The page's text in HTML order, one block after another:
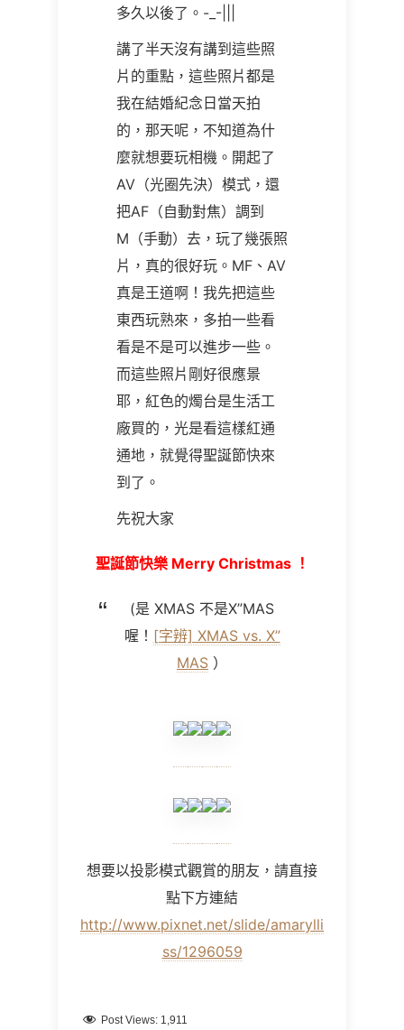
多久以後了。 -_-|||
講了半天沒有講到這些照
片的重點，這些照片都是
我在結婚紀念日當天拍
的，那天呢，不知道為什
麼就想要玩相機。開起了
AV（光圈先決）模式，還
把AF（自動對焦）調到
M（手動）去，玩了幾張照
片，真的很好玩。MF、AV
真是王道啊！我先把這些
東西玩熟來，多拍一些看
看是不是可以進步一些。
而這些照片剛好很應景
耶，紅色的燭台是生活工
廠買的，光是看這樣紅通
通地，就覺得聖誕節快來
到了。
先祝大家
聖誕節快樂 Merry Christmas ！
(是 XMAS 不是X”MAS
喔！ [字辨] XMAS vs. X”
MAS ）
想要以投影模式觀賞的朋友，請直接
點下方連結
http://www.pixnet.net/slide/amarylli
ss/1296059
Post Views: 1,911